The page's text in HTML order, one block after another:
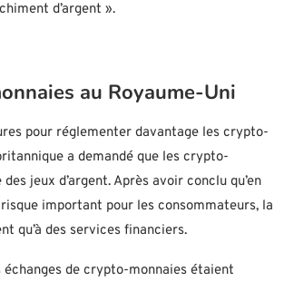
d’argent ».
au Royaume-Uni
pour réglementer davantage les crypto-
a demandé que les crypto-
jeux d’argent. Après avoir conclu qu’en
important pour les consommateurs, la
qu’à des services financiers.
de crypto-monnaies étaient